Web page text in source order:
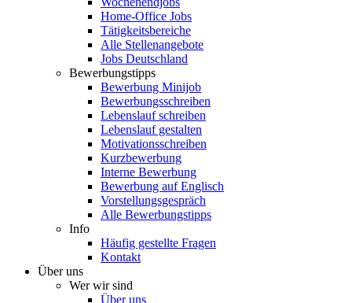
Home-Office Jobs
Tätigkeitsbereiche
Alle Stellenangebote
Jobs Deutschland
Bewerbungstipps
Bewerbung Minijob
Bewerbungsschreiben
Lebenslauf schreiben
Lebenslauf gestalten
Motivationsschreiben
Kurzbewerbung
Interne Bewerbung
Bewerbung auf Englisch
Vorstellungsgespräch
Alle Bewerbungstipps
Info
Häufig gestellte Fragen
Kontakt
Über uns
Wer wir sind
Über uns